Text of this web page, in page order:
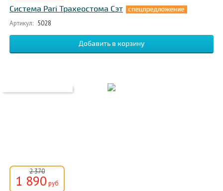
Система Pari Трахеостома Сэт
Артикул: 5028
2 370
1 890 руб